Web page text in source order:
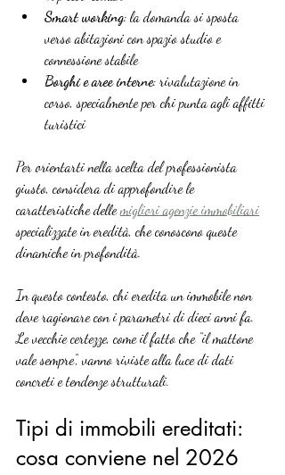
Smart working: la domanda si sposta
verso abitazioni con spazio studio e
connessione stabile
Borghi e aree interne: rivalutazione in
corso, specialmente per chi punta agli affitti
turistici
Per orientarti nella scelta del professionista
giusto, considera di approfondire le
caratteristiche delle migliori agenzie immobiliari
specializzate in eredità, che conoscono queste
dinamiche in profondità.
In questo contesto, chi eredita un immobile non
deve ragionare con i parametri di dieci anni fa.
Le vecchie certezze, come il fatto che “il mattone
vale sempre”, vanno riviste alla luce di dati
concreti e tendenze strutturali.
Tipi di immobili ereditati:
cosa conviene nel 2026